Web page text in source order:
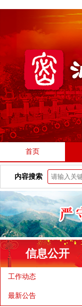
首页
内容搜索
信息公开
工作动态
最新公告